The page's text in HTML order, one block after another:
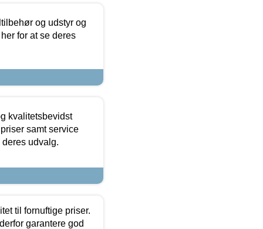
og udstyr og
for at se deres
kvalitetsbevidst
samt service
udvalg.
til fornuftige priser.
garantere god